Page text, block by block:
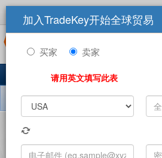
加入TradeKey开始全球贸易
买家 卖家
请用英文填写此表
登录
10,849,433 注册用户
搜索 销售信息: